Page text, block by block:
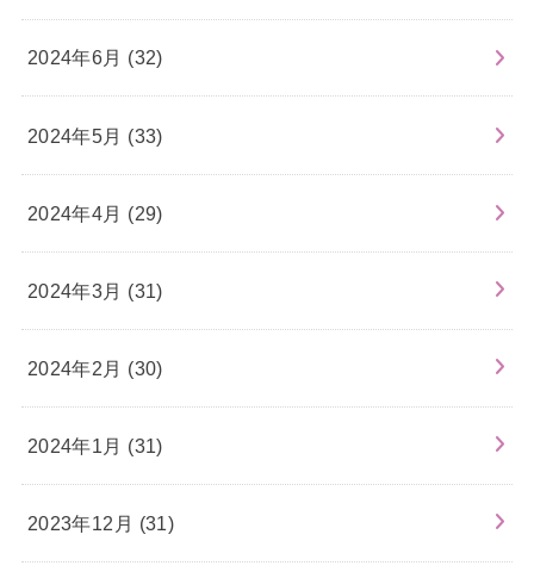
2024年6月 (32)
2024年5月 (33)
2024年4月 (29)
2024年3月 (31)
2024年2月 (30)
2024年1月 (31)
2023年12月 (31)